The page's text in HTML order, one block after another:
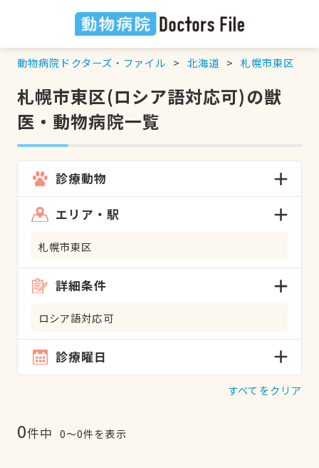
動物病院ドクターズ・ファイル 北海道 札幌市東区
札幌市東区(ロシア語対応可)の獣
医・動物病院一覧
診療動物
エリア・駅
札幌市東区
詳細条件
ロシア語対応可
診療曜日
すべてをクリア
0件中 0〜0件を表示